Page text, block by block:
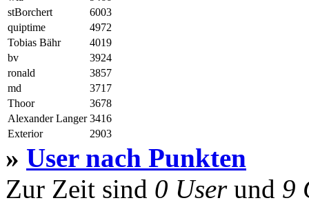
stBorchert
6003
quiptime
4972
Tobias Bähr
4019
bv
3924
ronald
3857
md
3717
Thoor
3678
Alexander Langer 3416
Exterior
2903
» User nach Punkten
Zur Zeit sind 0 Userund 9